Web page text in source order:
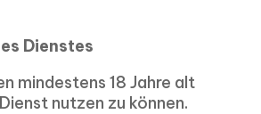
Dienstes
mindestens 18 Jahre alt
nutzen zu können.